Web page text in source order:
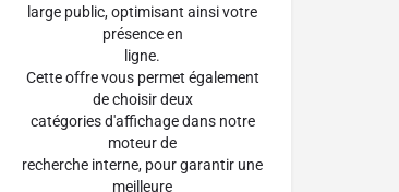
large public, optimisant ainsi votre
présence en
ligne.
Cette offre vous permet également
de choisir deux
catégories d'affichage dans notre
moteur de
recherche interne, pour garantir une
meilleure